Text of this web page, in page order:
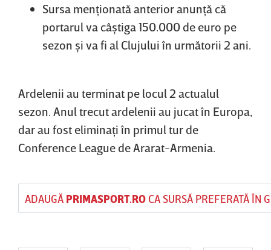
Sursa menţionată anterior anunţă că
portarul va câştiga 150.000 de euro pe
sezon şi va fi al Clujului în următorii 2 ani.
Ardelenii au terminat pe locul 2 actualul
sezon. Anul trecut ardelenii au jucat în Europa,
dar au fost eliminaţi în primul tur de
Conference League de Ararat-Armenia.
ADAUGĂ PRIMASPORT.ROCA SURSĂ PREFERATĂ ÎN